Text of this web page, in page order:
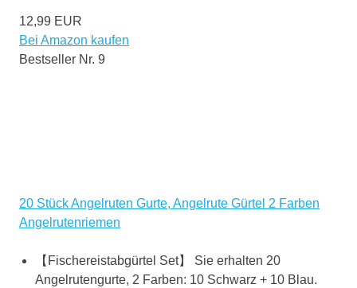
12,99 EUR
Bei Amazon kaufen
Bestseller Nr. 9
20 Stück Angelruten Gurte, Angelrute Gürtel 2 Farben
Angelrutenriemen
【Fischereistabgürtel Set】 Sie erhalten 20
Angelrutengurte, 2 Farben: 10 Schwarz + 10 Blau.